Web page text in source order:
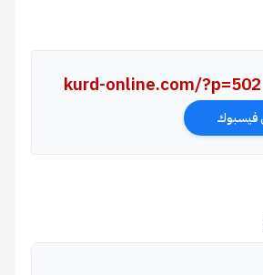
kurd-online.com/?p=502
فيسبوك